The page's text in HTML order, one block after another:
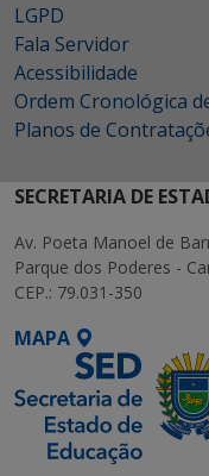
LGPD
Fala Servidor
Acessibilidade
Ordem Cronológica
Planos de
SECRETARIA DE
Av. Poeta Manoel de
Parque dos Poderes -
CEP.: 79.031-350
MAPA